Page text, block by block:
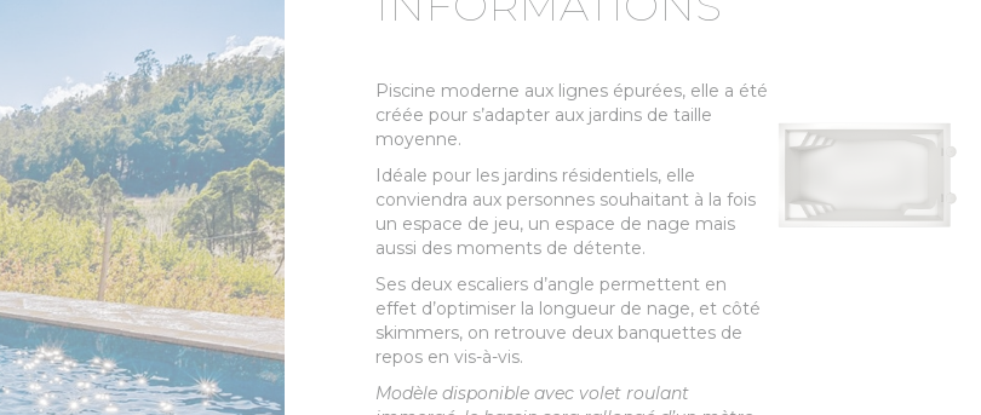
Piscine moderne aux lignes épurées, elle a été
créée pour s’adapter aux jardins de taille
moyenne.
Idéale pour les jardins résidentiels, elle
conviendra aux personnes souhaitant à la fois
un espace de jeu, un espace de nage mais
aussi des moments de détente.
Ses deux escaliers d’angle permettent en
effet d’optimiser la longueur de nage, et côté
skimmers, on retrouve deux banquettes de
repos en vis-à-vis.
Modèle disponible avec volet roulant